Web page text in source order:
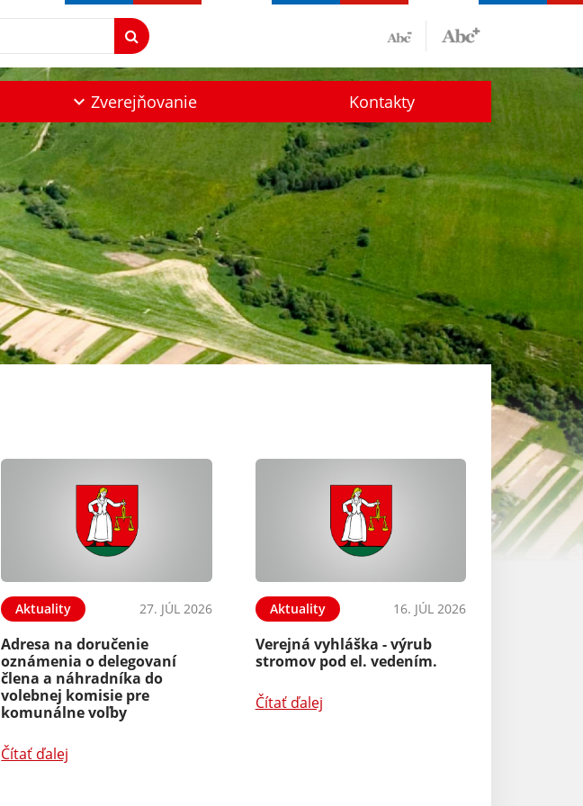
Zverejňovanie Kontakty
Aktuality 27. JÚL 2026
Adresa na doručenie
oznámenia o delegovaní
člena a náhradníka do
volebnej komisie pre
komunálne voľby
Čítať ďalej
Aktuality 16. JÚL 2026
Verejná vyhláška - výrub
stromov pod el. vedením.
Čítať ďalej